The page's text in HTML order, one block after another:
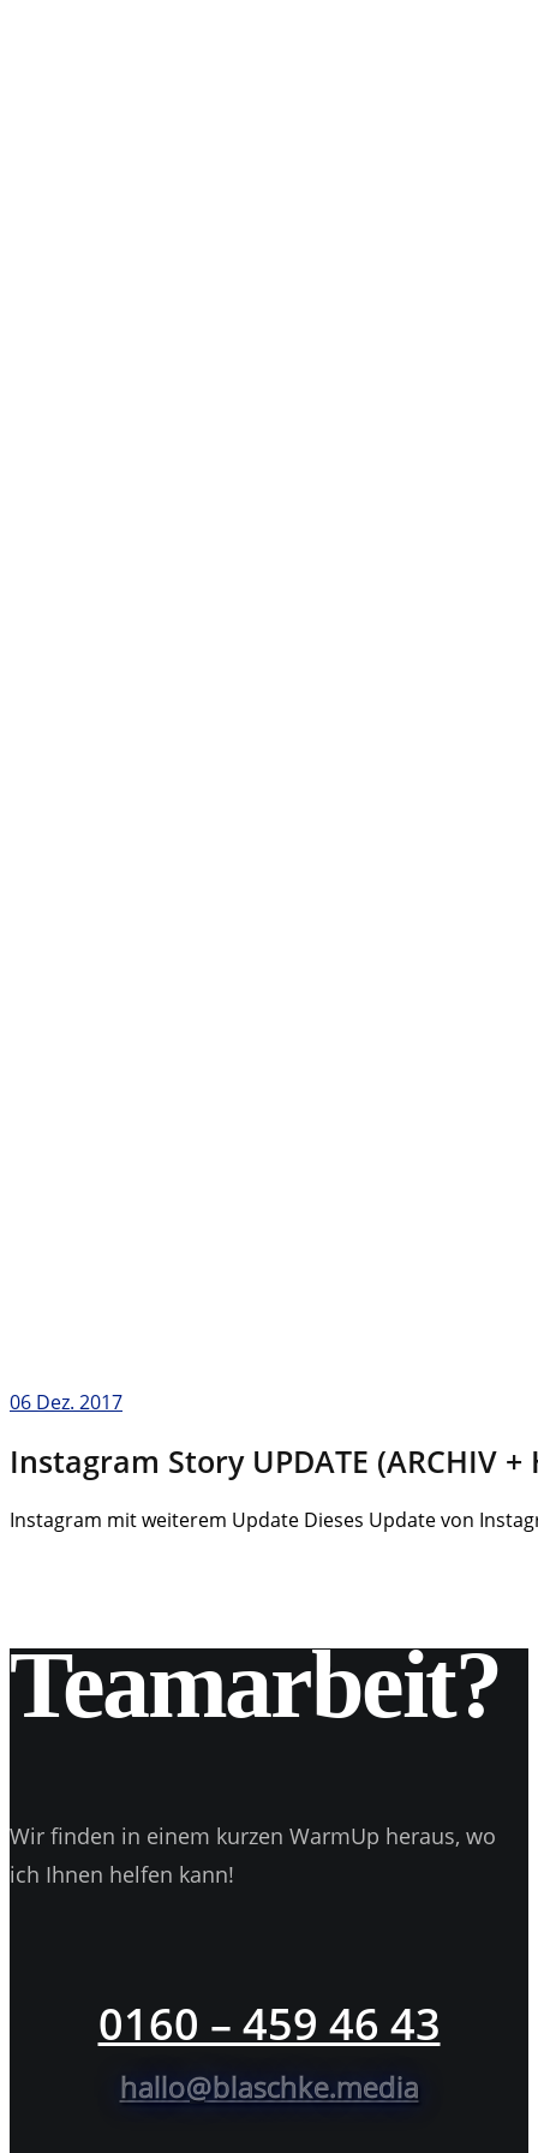
06 Dez. 2017
Instagram Story UPDATE (ARCHIV +
Instagram mit weiterem Update Dieses Update von
Teamarbeit?
Wir finden in einem kurzen WarmUp heraus, wo
ich Ihnen helfen kann!
0160 – 459 46 43
hallo@blaschke.media